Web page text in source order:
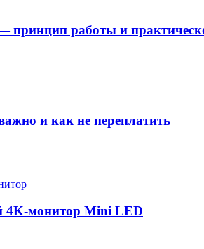
принцип работы и
и как не переплатить
4K-монитор Mini LED